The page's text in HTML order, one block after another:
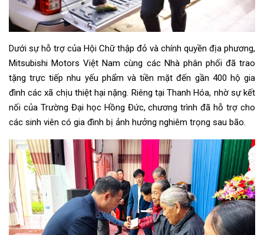
Dưới sự hỗ trợ của Hội Chữ thập đỏ và chính quyền địa phương,
Mitsubishi Motors Việt Nam cùng các Nhà phân phối đã trao
tặng trực tiếp nhu yếu phẩm và tiền mặt đến gần 400 hộ gia
đình các xã chịu thiệt hại nặng. Riêng tại Thanh Hóa, nhờ sự kết
nối của Trường Đại học Hồng Đức, chương trình đã hỗ trợ cho
các sinh viên có gia đình bị ảnh hưởng nghiêm trọng sau bão.